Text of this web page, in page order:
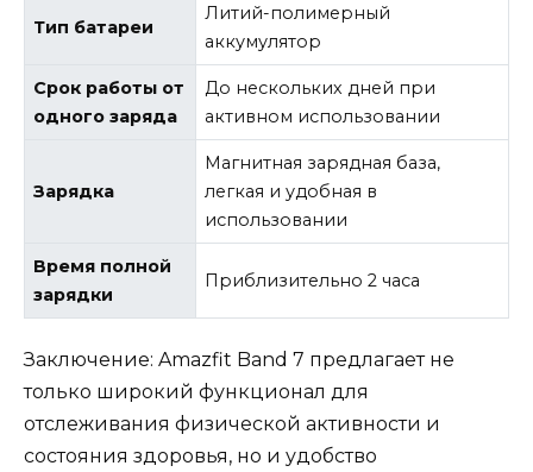
Тип батареи
Литий-полимерный
аккумулятор
Срок работы от
одного заряда
До нескольких дней при
активном использовании
Зарядка
Магнитная зарядная база,
легкая и удобная в
использовании
Время полной
зарядки
Приблизительно 2 часа
Заключение: Amazfit Band 7 предлагает не
только широкий функционал для
отслеживания физической активности и
состояния здоровья, но и удобство